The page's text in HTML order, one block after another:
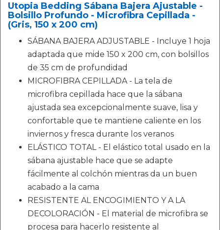
Utopia Bedding Sábana Bajera Ajustable -
Bolsillo Profundo - Microfibra Cepillada -
(Gris, 150 x 200 cm)
SÁBANA BAJERA ADJUSTABLE - Incluye 1 hoja
adaptada que mide 150 x 200 cm, con bolsillos
de 35 cm de profundidad
MICROFIBRA CEPILLADA - La tela de
microfibra cepillada hace que la sábana
ajustada sea excepcionalmente suave, lisa y
confortable que te mantiene caliente en los
inviernos y fresca durante los veranos
ELÁSTICO TOTAL - El elástico total usado en la
sábana ajustable hace que se adapte
fácilmente al colchón mientras da un buen
acabado a la cama
RESISTENTE AL ENCOGIMIENTO Y A LA
DECOLORACIÓN - El material de microfibra se
procesa para hacerlo resistente al